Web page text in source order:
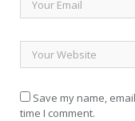
Save my name,
time I comment.